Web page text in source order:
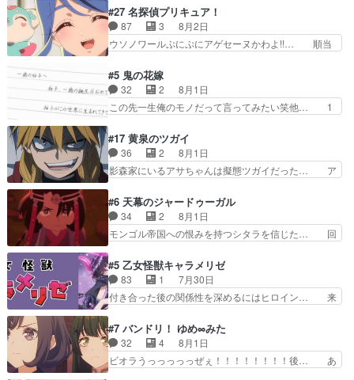
てケーキ食べて、帰りにカメ… ララが働く事での
てんやわんや。働いて大変… 地道に働き人と関わ
る日々の中に愛を見いだ…
お名前を見たんだけどあの中村大樹さん… 糸ちゃ
んカッケー、色んな意味でwゲームが… 姉から性
的興奮覚えてないよね？なんて言わ… テーマ：引
きこもりの理由感想は、久しぶり… 元ゲーマーな
んの距離感おかしいね(*´… 糸と源ははよ好きお
うとると言わんかい！引… ショウくんと対等に話
すためにゲームをする…
#27 名探偵プリキュア！
87 3
8月2日
ウソノワールぷにぷにアゲセーヌかわよ!!… 順当
取り戻し正式に探偵事務所で働き始め… ポワロ、
元ネタを解説して原作に誘導するの… くれあさん
の探偵としての初事件にしてちょ… ・急にクイズ
番組が始まったw・妖精ウソノ… るるかの助手だ
の！？クレアさん探偵すぎ… 突然のポアロクイズ
は草なんよ。んで、あん… 今回からついにくれあ
が探偵事務所の仲間に…
#5 鬼の花嫁
32 2
8月1日
この先一生俺のモノだって言ってみたい笑他… 1
さん柚子に18年分の誕生日プレゼント… 柚子は
鬼龍院家から初めて学校に通う事にな… プレゼン
ト攻撃ヤバすぎるwwwヴァイオレ… 玲夜さまサ
プライズの、これまでの柚子ちゃ… 玲夜から柚子
んへ…もう中学生な… 梅原の人が18歳になるま
での誕生プレゼン… なよなよした男（cv石田彰）
梅ちゃんがた…
#17 黄泉のツガイ
36 2
8月1日
影森家にいるアサちゃんは擬態ツガイだった… ア
にアサはいなかった逆にガブちゃんはい… 影森の
当主が際限なくツガイを増やせるのに… 今回はも
うガブちゃんさんの悲鳴にも似た怒… ユルと戦っ
た時から伏線が張られていたのが… しかしアサ
い筈のガブちゃん、アキオの… 色々とひっかけが
あって、最終的に嫌な終わ… ゴンゾウが従える大
量のツガイに何事かと思…
#6 天幕のジャードゥーガル
34 2
8月1日
モンゴル帝国への恨みを持つシタラを信じた… 回
タイの妃になってもその心は晴れず、モ… ドレゲ
ネの過去、宝石だった彼女が人になり… ドレゲネ
の過去、、辛かった、、あのジャタ… 年上旦那が
良い人でも、女は宝石でただ笑っ… ダイルの儀式
過去には同情の言葉しか…シ… 奥様に悲しい過
去…萌え袖が可愛いね、と思… ドレゲネとシタ
ラ、2人だけの同盟が結成さ…
#5 乙女怪獣キャラメリゼ
83 1
7月30日
付き合った後の関係性を深めるにはヒロイン… 来
とメスってて何この可愛い生物。クラス… 付き合
い始めたら始めたでまた違った悩みが… と一歩ず
つ踏み出す黒絵ちゃん微笑ま新汰の… ツインテー
ルが可愛いお茶目な妹ちゃんです… しかも過去も
#7 バンドリ！ ゆめ∞みた
32 4
8月1日
ビオラうっっっっっぜぇ！！！！！！！！後… あ